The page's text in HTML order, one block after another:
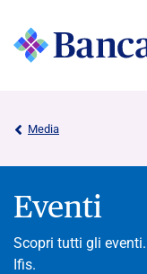
Media
Eventi
Scopri tutti gli
Ifis.